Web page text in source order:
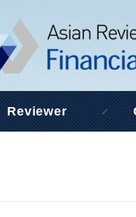
Reviewer